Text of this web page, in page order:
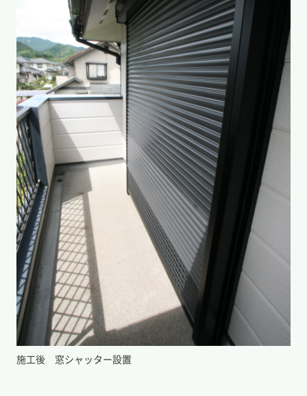
施工後 窓シャッター設置